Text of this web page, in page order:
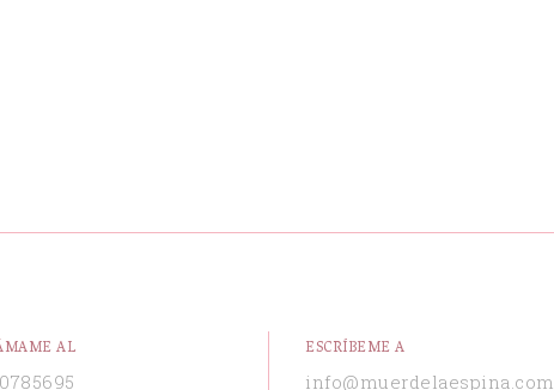
AL ESCRÍBEME A
info@muerdelaespina.com